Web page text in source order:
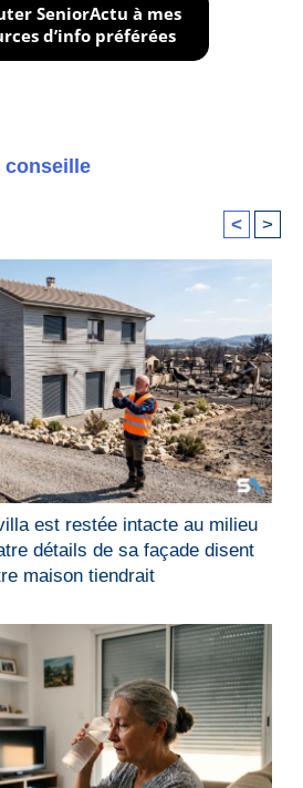
SeniorActu à mes
d’info préférées
conseille
< >
est restée intacte au milieu
détails de sa façade disent
maison tiendrait